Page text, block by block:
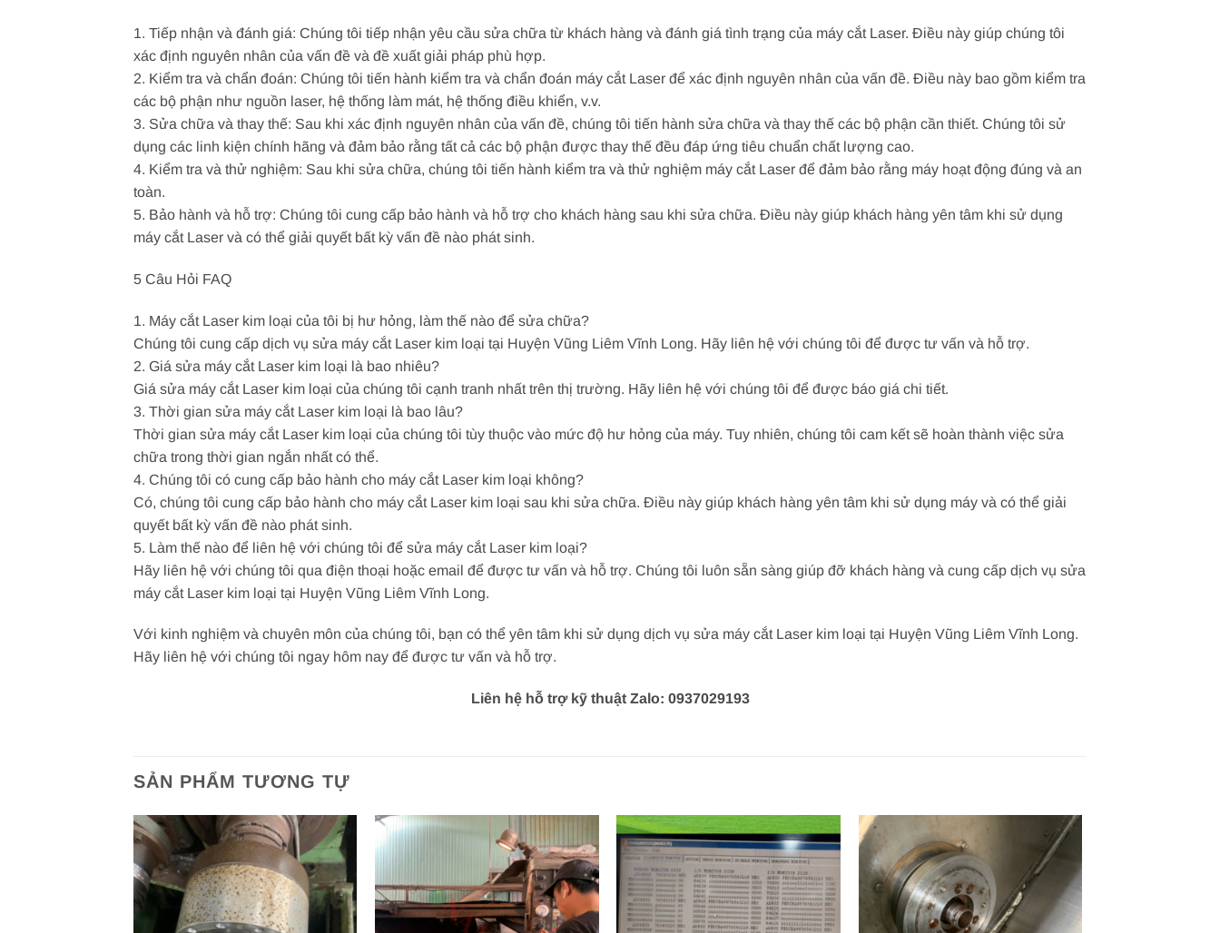
1. Tiếp nhận và đánh giá: Chúng tôi tiếp nhận yêu cầu sửa chữa từ khách hàng và đánh giá tình trạng của máy cắt Laser. Điều này giúp chúng tôi
xác định nguyên nhân của vấn đề và đề xuất giải pháp phù hợp.
2. Kiểm tra và chẩn đoán: Chúng tôi tiến hành kiểm tra và chẩn đoán máy cắt Laser để xác định nguyên nhân của vấn đề. Điều này bao gồm kiểm tra
các bộ phận như nguồn laser, hệ thống làm mát, hệ thống điều khiển, v.v.
3. Sửa chữa và thay thế: Sau khi xác định nguyên nhân của vấn đề, chúng tôi tiến hành sửa chữa và thay thế các bộ phận cần thiết. Chúng tôi sử
dụng các linh kiện chính hãng và đảm bảo rằng tất cả các bộ phận được thay thế đều đáp ứng tiêu chuẩn chất lượng cao.
4. Kiểm tra và thử nghiệm: Sau khi sửa chữa, chúng tôi tiến hành kiểm tra và thử nghiệm máy cắt Laser để đảm bảo rằng máy hoạt động đúng và an
toàn.
5. Bảo hành và hỗ trợ: Chúng tôi cung cấp bảo hành và hỗ trợ cho khách hàng sau khi sửa chữa. Điều này giúp khách hàng yên tâm khi sử dụng
máy cắt Laser và có thể giải quyết bất kỳ vấn đề nào phát sinh.
5 Câu Hỏi FAQ
1. Máy cắt Laser kim loại của tôi bị hư hỏng, làm thế nào để sửa chữa?
Chúng tôi cung cấp dịch vụ sửa máy cắt Laser kim loại tại Huyện Vũng Liêm Vĩnh Long. Hãy liên hệ với chúng tôi để được tư vấn và hỗ trợ.
2. Giá sửa máy cắt Laser kim loại là bao nhiêu?
Giá sửa máy cắt Laser kim loại của chúng tôi cạnh tranh nhất trên thị trường. Hãy liên hệ với chúng tôi để được báo giá chi tiết.
3. Thời gian sửa máy cắt Laser kim loại là bao lâu?
Thời gian sửa máy cắt Laser kim loại của chúng tôi tùy thuộc vào mức độ hư hỏng của máy. Tuy nhiên, chúng tôi cam kết sẽ hoàn thành việc sửa
chữa trong thời gian ngắn nhất có thể.
4. Chúng tôi có cung cấp bảo hành cho máy cắt Laser kim loại không?
Có, chúng tôi cung cấp bảo hành cho máy cắt Laser kim loại sau khi sửa chữa. Điều này giúp khách hàng yên tâm khi sử dụng máy và có thể giải
quyết bất kỳ vấn đề nào phát sinh.
5. Làm thế nào để liên hệ với chúng tôi để sửa máy cắt Laser kim loại?
Hãy liên hệ với chúng tôi qua điện thoại hoặc email để được tư vấn và hỗ trợ. Chúng tôi luôn sẵn sàng giúp đỡ khách hàng và cung cấp dịch vụ sửa
máy cắt Laser kim loại tại Huyện Vũng Liêm Vĩnh Long.
Với kinh nghiệm và chuyên môn của chúng tôi, bạn có thể yên tâm khi sử dụng dịch vụ sửa máy cắt Laser kim loại tại Huyện Vũng Liêm Vĩnh Long.
Hãy liên hệ với chúng tôi ngay hôm nay để được tư vấn và hỗ trợ.
Liên hệ hỗ trợ kỹ thuật Zalo: 0937029193
SẢN PHẨM TƯƠNG TỰ